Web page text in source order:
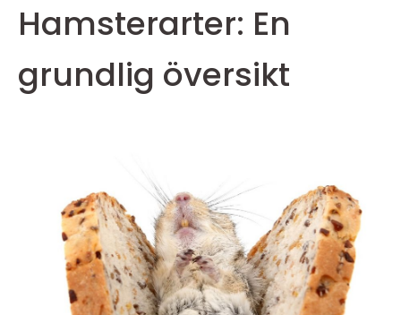
Hamsterarter: En
grundlig översikt